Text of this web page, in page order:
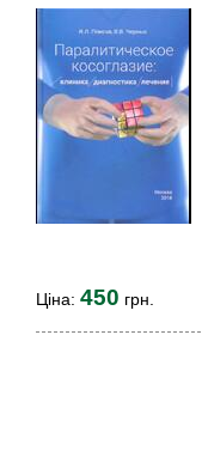
Ціна: 450 грн.